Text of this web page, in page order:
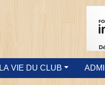
LA VIE DU CLUB